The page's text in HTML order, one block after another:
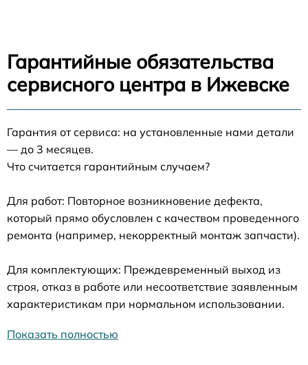
Гарантийные обязательства
сервисного центра в Ижевске
Гарантия от сервиса: на установленные нами детали
— до 3 месяцев.
Что считается гарантийным случаем?
Для работ: Повторное возникновение дефекта,
который прямо обусловлен с качеством проведенного
ремонта (например, некорректный монтаж запчасти).
Для комплектующих: Преждевременный выход из
строя, отказ в работе или несоответствие заявленным
характеристикам при нормальном использовании.
Показать полностью